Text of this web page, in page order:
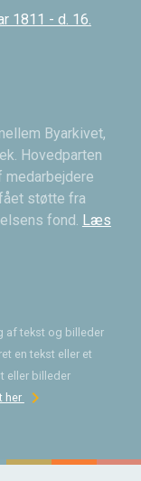
1811 - d. 16.
Byarkivet,
Hovedparten
støtte fra
fond. Læs
af tekst og billeder
en tekst eller et
eller billeder
herchevron_right